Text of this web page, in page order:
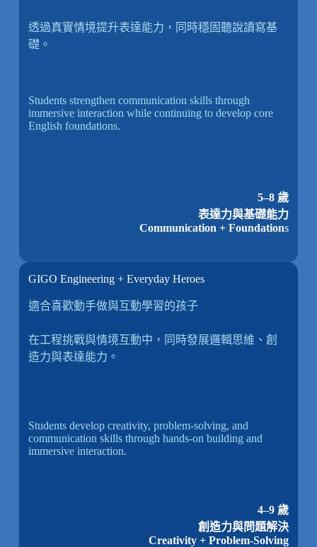
透過真實情境提升表達能力，同時穩固聽說讀寫基
礎。
Students strengthen communication skills through
immersive interaction while continuing to develop core
English foundations.
5–8 歲
表達力與基礎能力
Communication + Foundations
GIGO Engineering + Everyday Heroes
適合喜歡動手做與互動學習的孩子
在工程挑戰與情境互動中，同時發展邏輯思維、創
造力與表達能力。
Students develop creativity, problem-solving, and
communication skills through hands-on building and
immersive interaction.
4–9 歲
創造力與問題解決
Creativity + Problem-Solving